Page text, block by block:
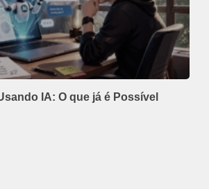
IA: O que já é Possível